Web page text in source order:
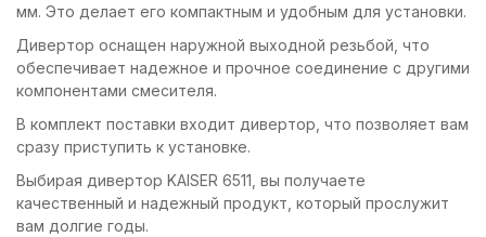
мм. Это делает его компактным и удобным для установки.
Дивертор оснащен наружной выходной резьбой, что
обеспечивает надежное и прочное соединение с другими
компонентами смесителя.
В комплект поставки входит дивертор, что позволяет вам
сразу приступить к установке.
Выбирая дивертор KАISER 6511, вы получаете
качественный и надежный продукт, который прослужит
вам долгие годы.